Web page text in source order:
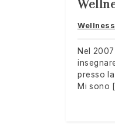
Nel
presso
Mi sono